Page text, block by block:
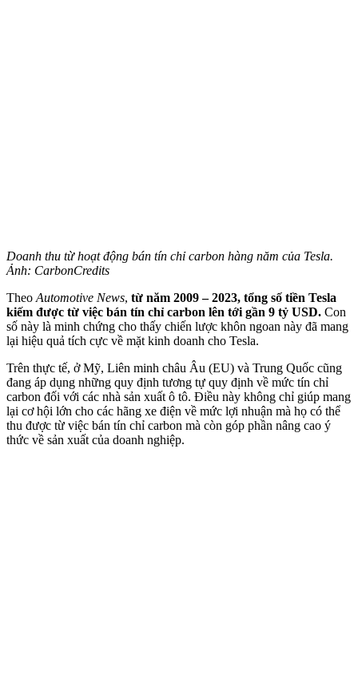
Doanh thu từ hoạt động bán tín chỉ carbon hàng năm của Tesla.
Ảnh: CarbonCredits
Theo Automotive News, từ năm 2009 – 2023, tổng số tiền Tesla
kiếm được từ việc bán tín chỉ carbon lên tới gần 9 tỷ USD. Con
số này là minh chứng cho thấy chiến lược khôn ngoan này đã mang
lại hiệu quả tích cực về mặt kinh doanh cho Tesla.
Trên thực tế, ở Mỹ, Liên minh châu Âu (EU) và Trung Quốc cũng
đang áp dụng những quy định tương tự quy định về mức tín chỉ
carbon đối với các nhà sản xuất ô tô. Điều này không chỉ giúp mang
lại cơ hội lớn cho các hãng xe điện về mức lợi nhuận mà họ có thể
thu được từ việc bán tín chỉ carbon mà còn góp phần nâng cao ý
thức về sản xuất của doanh nghiệp.